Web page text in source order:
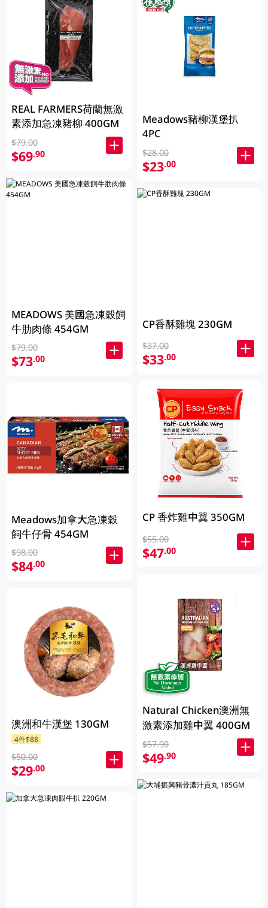
REAL FARMERS荷蘭無激
素添加急凍豬柳 400GM
$79.00
$69.90
MEADOWS 美國急凍穀飼
牛肋肉條 454GM
$79.00
$73.00
Meadows加拿大急凍穀
飼牛仔骨 454GM
$98.00
$84.00
澳洲和牛漢堡 130GM
4件$88
$50.00
$29.00
Meadows豬柳漢堡扒
4PC
$28.00
$23.00
CP香酥雞塊 230GM
$37.00
$33.00
CP 香炸雞中翼 350GM
$55.00
$47.00
Natural Chicken澳洲無
激素添加雞中翼 400GM
$57.90
$49.90